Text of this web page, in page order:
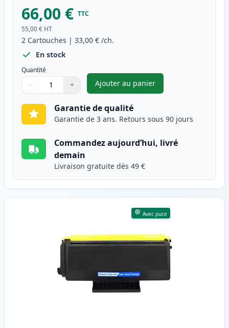
66,00 € TTC
55,00 € HT
2 Cartouches | 33,00 € /ch.
En stock
Quantité
Quantité
Utilisez les boutons pour ajuster
− +
Quantité
Ajouter au panier
,Pack de 2 Brother TN3280
Garantie de qualité
Garantie de 3 ans. Retours sous 90 jours
Commandez aujourd’hui, livré
demain
Livraison gratuite dès 49 €
Avec puce